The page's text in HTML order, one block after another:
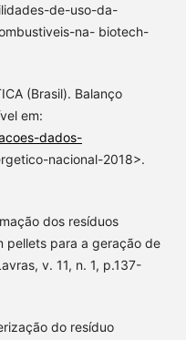
de-uso-da-
na- biotech-
(Brasil). Balanço
em:
dados-
nacional-2018>.
dos resíduos
pellets para a geração de
v. 11, n. 1, p.137-
do resíduo